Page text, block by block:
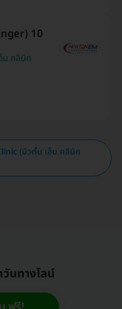
10
ม คลินิก
(นิวตั้น เอ็ม คลินิก
นทางไลน์